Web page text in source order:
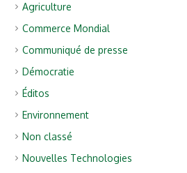
Agriculture
Commerce Mondial
Communiqué de presse
Démocratie
Éditos
Environnement
Non classé
Nouvelles Technologies